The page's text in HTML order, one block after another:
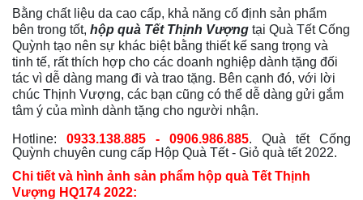
Bằng chất liệu da cao cấp, khả năng cố định sản phẩm
bên trong tốt, hộp quà Tết Thịnh Vượng tại Quà Tết Cống
Quỳnh tạo nên sự khác biệt bằng thiết kế sang trọng và
tinh tế, rất thích hợp cho các doanh nghiệp dành tặng đối
tác vì dễ dàng mang đi và trao tặng. Bên cạnh đó, với lời
chúc Thịnh Vượng, các bạn cũng có thể dễ dàng gửi gắm
tâm ý của mình dành tặng cho người nhận.
Hotline: 0933.138.885 - 0906.986.885. Quà tết Cống
Quỳnh chuyên cung cấp Hộp Quà Tết - Giỏ quà tết 2022.
Chi tiết và hình ảnh sản phẩm hộp quà Tết Thịnh
Vượng HQ174 2022: